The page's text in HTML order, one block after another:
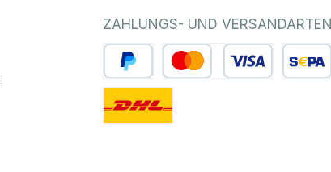
ZAHLUNGS- UND VERSANDARTEN
PayPal Kredit- oder Debitkarte